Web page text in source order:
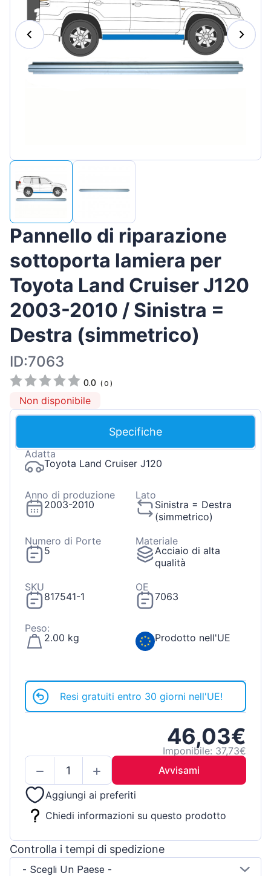
Magyar
Lietuvių
Português
Pannello di riparazione
sottoporta lamiera per
Toyota Land Cruiser J120
2003-2010 / Sinistra =
Destra (simmetrico)
ID:7063
0.0 (0 )
Non disponibile
Specifiche
Adatta
Toyota Land Cruiser J120
Anno di produzione
2003-2010
Lato
Sinistra = Destra
(simmetrico)
Numero di Porte
5
Materiale
Acciaio di alta
qualità
SKU
817541-1
OE
7063
Peso:
2.00 kg
Prodotto nell'UE
Resi gratuiti entro 30 giorni nell'UE!
46,03€
Imponibile: 37,73€
Avvisami
Aggiungi ai preferiti
Chiedi informazioni su questo prodotto
Controlla i tempi di spedizione
- Scegli Un Paese -